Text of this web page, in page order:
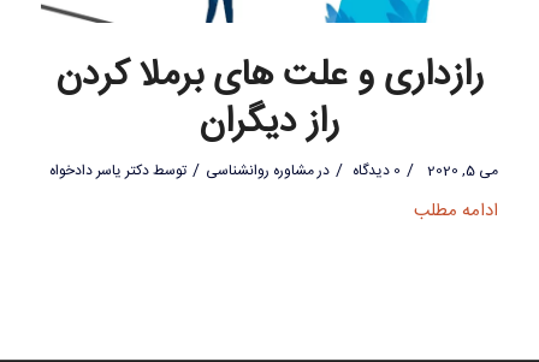
رازداری و علت های برملا کردن
راز دیگران
می 5, 2020 / 0 دیدگاه / درمشاوره روانشناسی / توسطدکتر یاسر دادخواه
ادامه مطلب